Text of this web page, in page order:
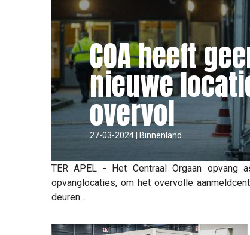
COA heeft
nieuwe
overvol
27-03-2024 | Binnenland
TER APEL - Het Centraal Orgaan opvang
opvanglocaties, om het overvolle
deuren...